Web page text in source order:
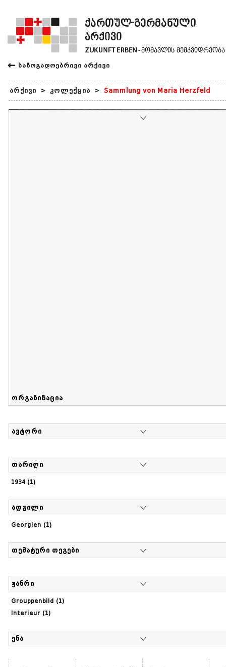
← საზოგადოებრივი არქივი
არქივი > კოლექცია > Sammlung von Maria Herzfeld
ორგანიზაცია
ავტორი
თარიღი
1934 (1)
ადგილი
Georgien (1)
თემატური თეგები
ჟანრი
Grouppenbild (1)
Interieur (1)
ენა